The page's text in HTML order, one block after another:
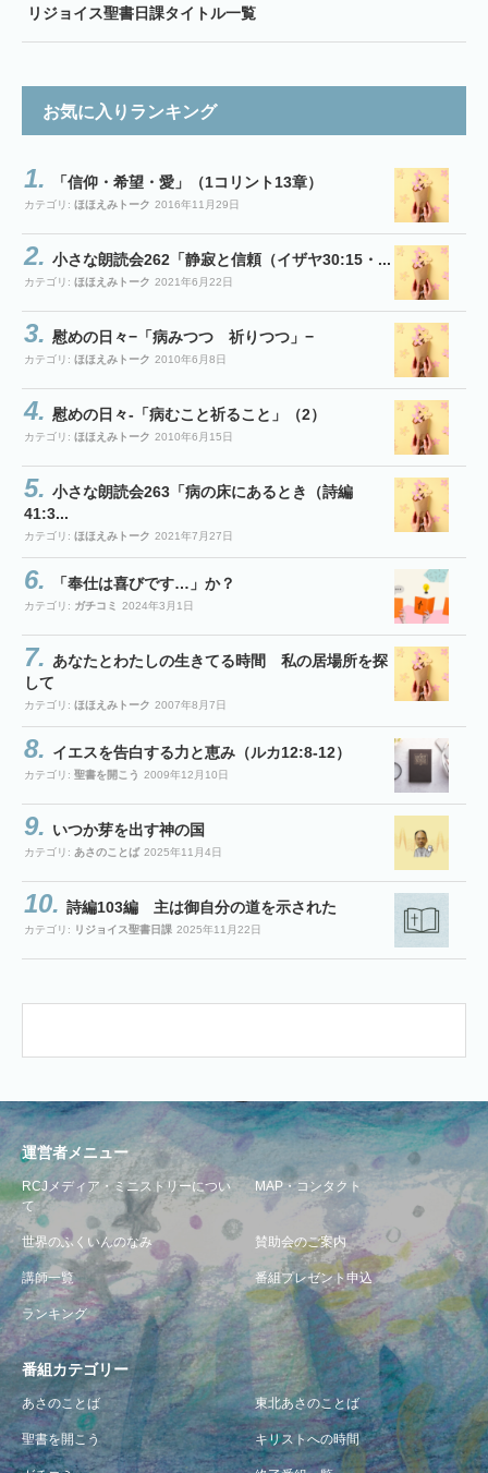
リジョイス聖書日課タイトル一覧
お気に入りランキング
「信仰・希望・愛」（1コリント13章）
カテゴリ: ほほえみトーク 2016年11月29日
小さな朗読会262「静寂と信頼（イザヤ30:15・...
カテゴリ: ほほえみトーク 2021年6月22日
慰めの日々−「病みつつ 祈りつつ」−
カテゴリ: ほほえみトーク 2010年6月8日
慰めの日々-「病むこと祈ること」（2）
カテゴリ: ほほえみトーク 2010年6月15日
小さな朗読会263「病の床にあるとき（詩編
41:3...
カテゴリ: ほほえみトーク 2021年7月27日
「奉仕は喜びです…」か？
カテゴリ: ガチコミ 2024年3月1日
あなたとわたしの生きてる時間 私の居場所を探
して
カテゴリ: ほほえみトーク 2007年8月7日
イエスを告白する力と恵み（ルカ12:8-12）
カテゴリ: 聖書を開こう 2009年12月10日
いつか芽を出す神の国
カテゴリ: あさのことば 2025年11月4日
詩編103編 主は御自分の道を示された
カテゴリ: リジョイス聖書日課 2025年11月22日
運営者メニュー
RCJメディア・ミニストリーについ
て
MAP・コンタクト
世界のふくいんのなみ 賛助会のご案内
講師一覧 番組プレゼント申込
ランキング
番組カテゴリー
あさのことば 東北あさのことば
聖書を開こう キリストへの時間